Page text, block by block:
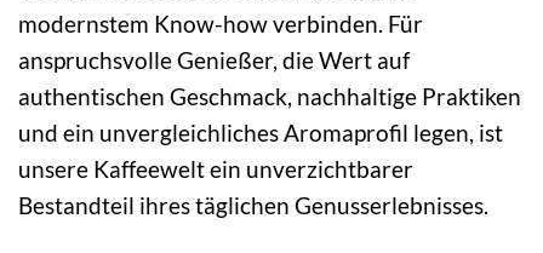
modernstem Know-how verbinden. Für
anspruchsvolle Genießer, die Wert auf
authentischen Geschmack, nachhaltige Praktiken
und ein unvergleichliches Aromaprofil legen, ist
unsere Kaffeewelt ein unverzichtbarer
Bestandteil ihres täglichen Genusserlebnisses.